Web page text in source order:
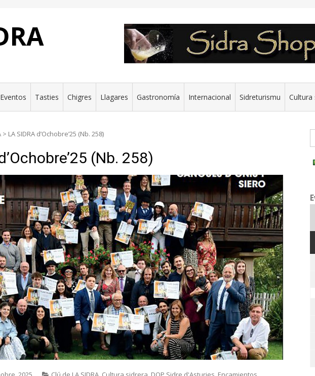
Eventos Tasties Chigres Llagares Gastronomía Internacional Sidreturismu Cultura
> LA SIDRA d’Ochobre’25 (Nb. 258)
(Nb. 258)